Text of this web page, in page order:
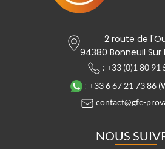
2 route de
94380 Bonneuil Sur
: +33 (0)1 80 91
: +33 6 67 21 73 86
contact@gfc-
NOUS